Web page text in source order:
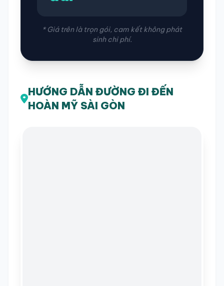
* Giá trên là trọn gói, cam kết không phát
sinh chi phí.
HƯỚNG DẪN ĐƯỜNG ĐI ĐẾN
HOÀN MỸ SÀI GÒN